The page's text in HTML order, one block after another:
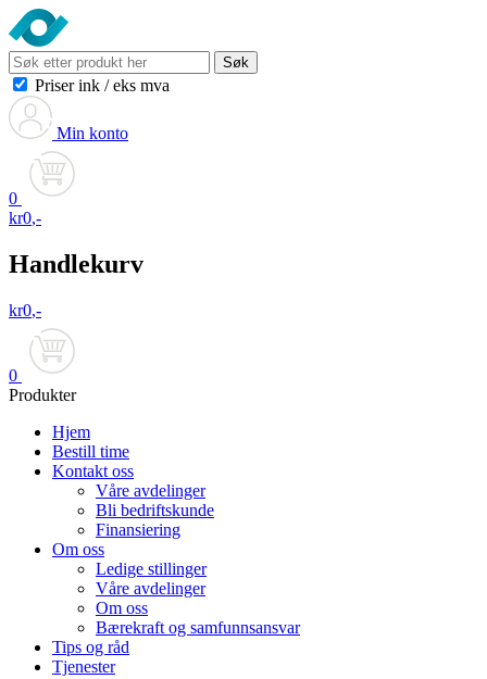
Søk
Priser ink / eks mva
Min konto
0
kr0,-
Handlekurv
kr0,-
0
Produkter
Hjem
Bestill time
Kontakt oss
Våre avdelinger
Bli bedriftskunde
Finansiering
Om oss
Ledige stillinger
Våre avdelinger
Om oss
Bærekraft og samfunnsansvar
Tips og råd
Tjenester